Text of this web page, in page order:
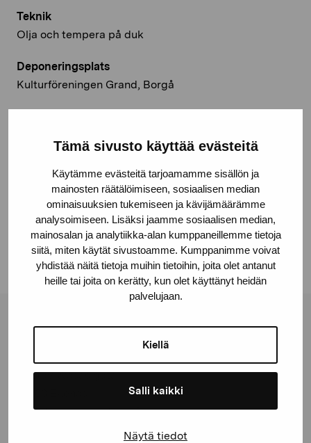
Tämä sivusto käyttää evästeitä
Käytämme evästeitä tarjoamamme sisällön ja
mainosten räätälöimiseen, sosiaalisen median
ominaisuuksien tukemiseen ja kävijämäärämme
analysoimiseen. Lisäksi jaamme sosiaalisen median,
mainosalan ja analytiikka-alan kumppaneillemme tietoja
siitä, miten käytät sivustoamme. Kumppanimme voivat
yhdistää näitä tietoja muihin tietoihin, joita olet antanut
heille tai joita on kerätty, kun olet käyttänyt heidän
palvelujaan.
Kiellä
Salli kaikki
Näytä tiedot
Teknik
Olja och tempera på duk
Deponeringsplats
Kulturföreningen Grand, Borgå
Facebook
Linkedin
Stiftelsen Pro Artibus
Gustav Wasas gata 11
proartibus@proartibus.fi